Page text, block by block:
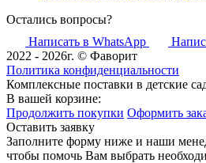
Остались вопросы?
Написать в WhatsApp
2022 - 2026г. © Фаворит
Политика конфиденциальности
Комплексные поставки в детские
В вашей корзине:
Продолжить покупки Оформить
Оставить заявку
Заполните форму ниже и наши
чтобы помочь Вам выбрать